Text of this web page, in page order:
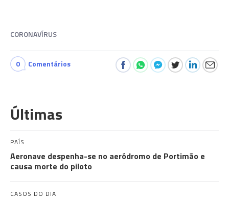
CORONAVÍRUS
0 Comentários
Últimas
PAÍS
Aeronave despenha-se no aeródromo de Portimão e
causa morte do piloto
CASOS DO DIA